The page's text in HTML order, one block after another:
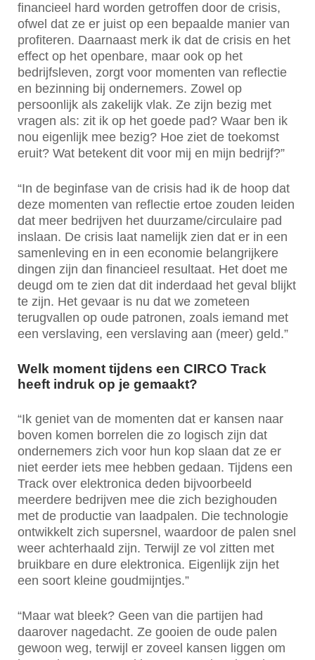
financieel hard worden getroffen door de crisis,
ofwel dat ze er juist op een bepaalde manier van
profiteren. Daarnaast merk ik dat de crisis en het
effect op het openbare, maar ook op het
bedrijfsleven, zorgt voor momenten van reflectie
en bezinning bij ondernemers. Zowel op
persoonlijk als zakelijk vlak. Ze zijn bezig met
vragen als: zit ik op het goede pad? Waar ben ik
nou eigenlijk mee bezig? Hoe ziet de toekomst
eruit? Wat betekent dit voor mij en mijn bedrijf?”
“In de beginfase van de crisis had ik de hoop dat
deze momenten van reflectie ertoe zouden leiden
dat meer bedrijven het duurzame/circulaire pad
inslaan. De crisis laat namelijk zien dat er in een
samenleving en in een economie belangrijkere
dingen zijn dan financieel resultaat. Het doet me
deugd om te zien dat dit inderdaad het geval blijkt
te zijn. Het gevaar is nu dat we zometeen
terugvallen op oude patronen, zoals iemand met
een verslaving, een verslaving aan (meer) geld.”
Welk moment tijdens een CIRCO Track
heeft indruk op je gemaakt?
“Ik geniet van de momenten dat er kansen naar
boven komen borrelen die zo logisch zijn dat
ondernemers zich voor hun kop slaan dat ze er
niet eerder iets mee hebben gedaan. Tijdens een
Track over elektronica deden bijvoorbeeld
meerdere bedrijven mee die zich bezighouden
met de productie van laadpalen. Die technologie
ontwikkelt zich supersnel, waardoor de palen snel
weer achterhaald zijn. Terwijl ze vol zitten met
bruikbare en dure elektronica. Eigenlijk zijn het
een soort kleine goudmijntjes.”
“Maar wat bleek? Geen van die partijen had
daarover nagedacht. Ze gooien de oude palen
gewoon weg, terwijl er zoveel kansen liggen om